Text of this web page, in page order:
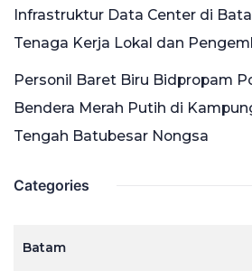
Infrastruktur Data Center di
Tenaga Kerja Lokal dan
Personil Baret Biru Bidpropam
Bendera Merah Putih di
Tengah Batubesar Nongsa
Categories
Batam